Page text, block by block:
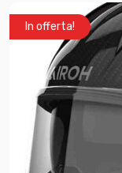
In offerta!